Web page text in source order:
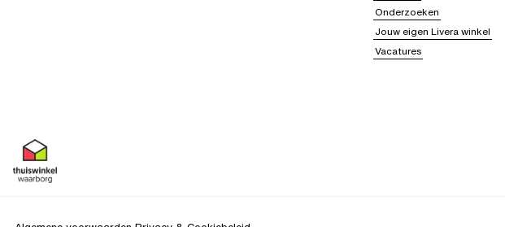
Onderzoeken
Jouw eigen Livera winkel
Vacatures